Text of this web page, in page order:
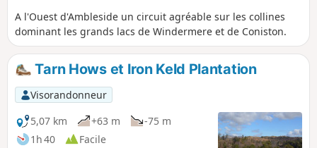
A l'Ouest d'Ambleside un circuit agréable sur les collines
dominant les grands lacs de Windermere et de Coniston.
Tarn Hows et Iron Keld Plantation
Visorandonneur
5,07 km
+63 m
-75 m
1h 40
Facile